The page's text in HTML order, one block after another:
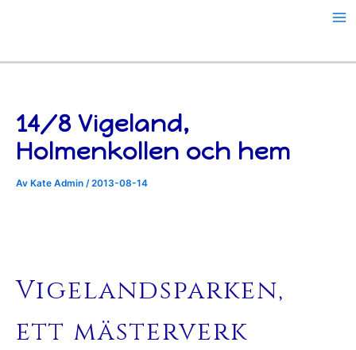
14/8 Vigeland,
Holmenkollen och hem
Av Kate Admin /2013-08-14
Vigelandsparken,
ett mästerverk